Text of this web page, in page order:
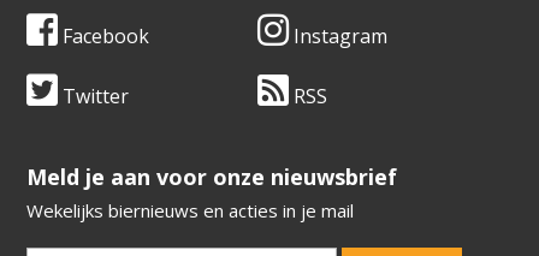
Facebook Instagram
Twitter RSS
​​​​​​​Meld je aan voor onze nieuwsbrief
Wekelijks biernieuws en acties in je mail